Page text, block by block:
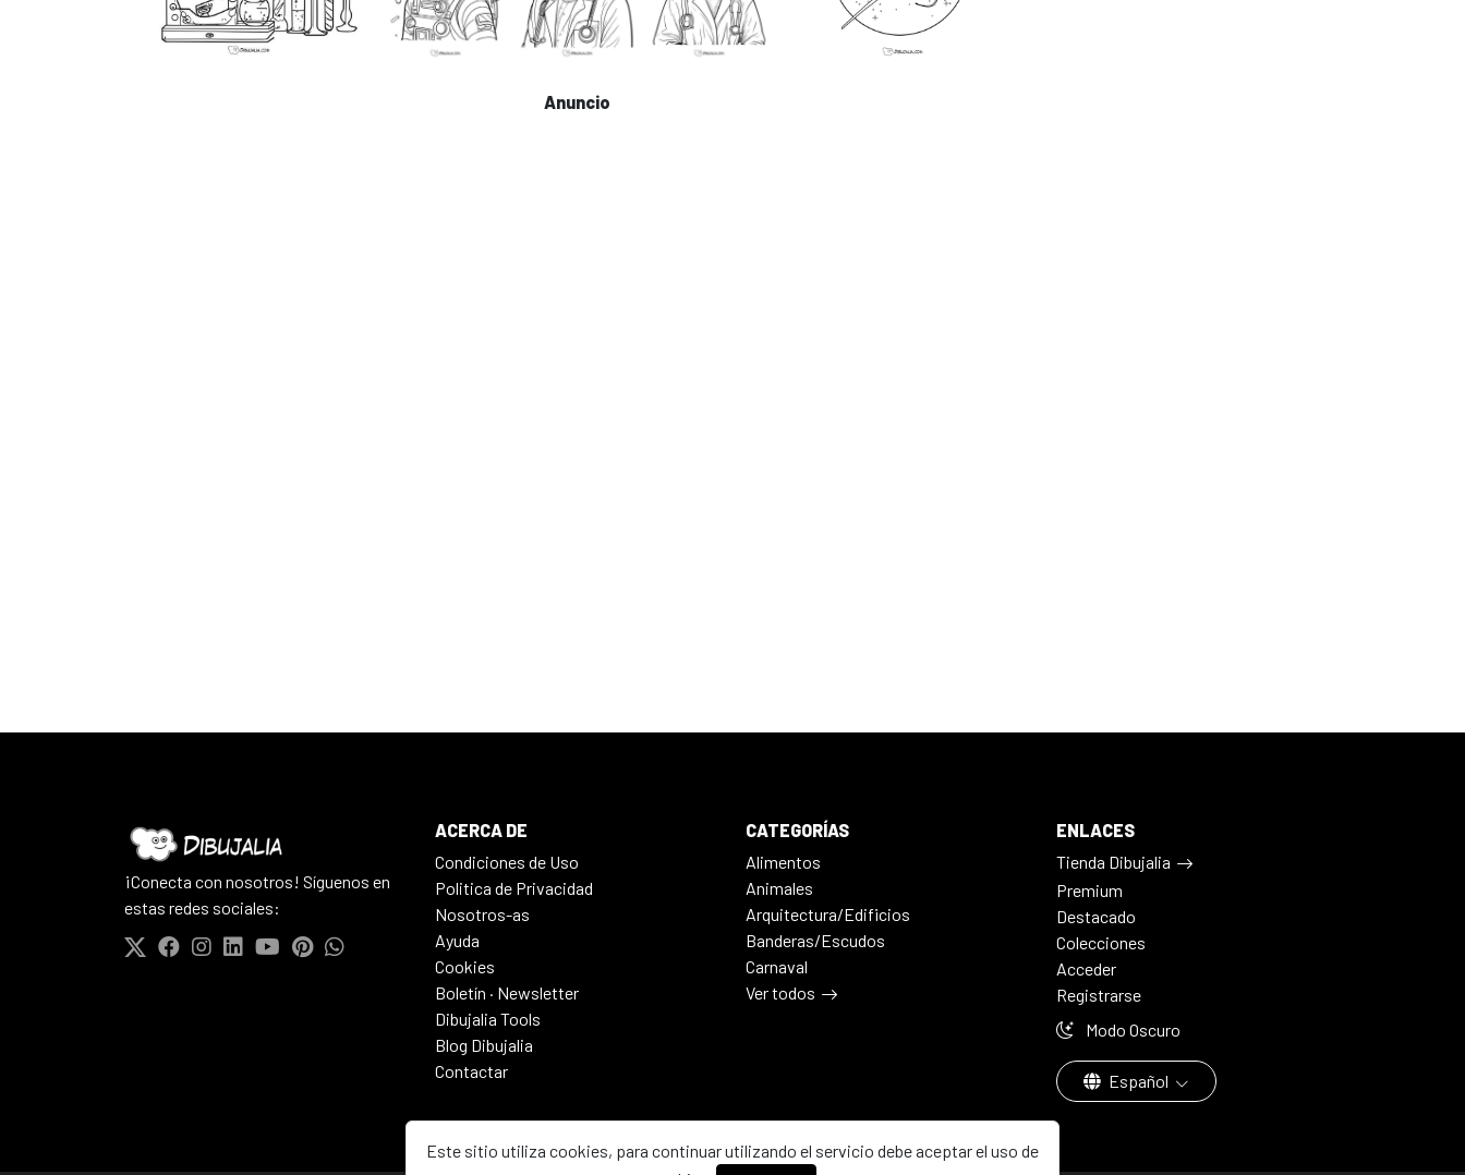
Este sitio utiliza cookies, para continuar utilizando el servicio debe aceptar el uso de
Anuncio
¡Conecta con nosotros! Síguenos en
estas redes sociales:
ACERCA DE
Condiciones de Uso
Politica de Privacidad
Nosotros-as
Ayuda
Cookies
Boletín · Newsletter
Dibujalia Tools
Blog Dibujalia
Contactar
CATEGORÍAS
Alimentos
Animales
Arquitectura/Edificios
Banderas/Escudos
Carnaval
Ver todos
ENLACES
Tienda Dibujalia
Premium
Destacado
Colecciones
Acceder
Registrarse
Modo Oscuro
Español